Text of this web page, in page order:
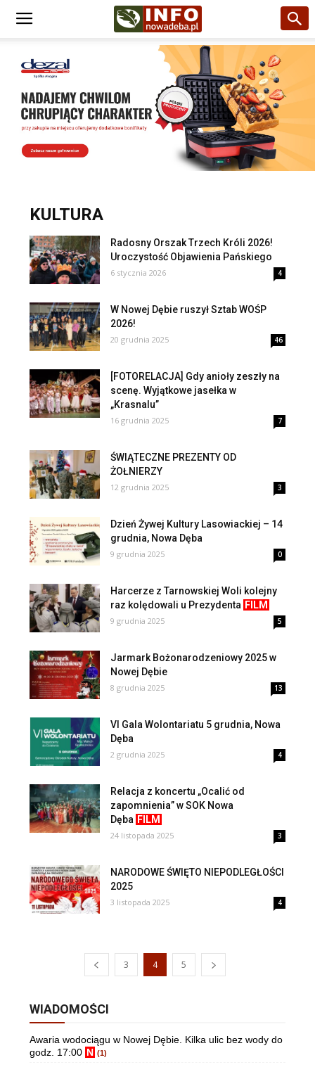
KULTURA
Radosny Orszak Trzech Króli 2026!
Uroczystość Objawienia Pańskiego
6 stycznia 2026 4
W Nowej Dębie ruszył Sztab WOŚP
2026!
20 grudnia 2025 46
[FOTORELACJA] Gdy anioły zeszły na
scenę. Wyjątkowe jasełka w
„Krasnalu”
16 grudnia 2025 7
ŚWIĄTECZNE PREZENTY OD
ŻOŁNIERZY
12 grudnia 2025 3
Dzień Żywej Kultury Lasowiackiej – 14
grudnia, Nowa Dęba
9 grudnia 2025 0
Harcerze z Tarnowskiej Woli kolejny
raz kolędowali u Prezydenta FILM
9 grudnia 2025 5
Jarmark Bożonarodzeniowy 2025 w
Nowej Dębie
8 grudnia 2025 13
VI Gala Wolontariatu 5 grudnia, Nowa
Dęba
2 grudnia 2025 4
Relacja z koncertu „Ocalić od
zapomnienia” w SOK Nowa
Dęba FILM
24 listopada 2025 3
NARODOWE ŚWIĘTO NIEPODLEGŁOŚCI
2025
3 listopada 2025 4
3 4 5
WIADOMOŚCI
Awaria wodociągu w Nowej Dębie. Kilka ulic bez wody do
godz. 17:00 N (1)